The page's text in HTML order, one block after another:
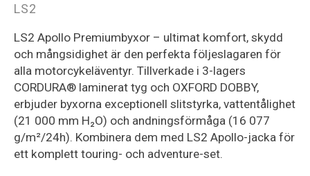
LS2
LS2 Apollo Premiumbyxor – ultimat komfort, skydd
och mångsidighet är den perfekta följeslagaren för
alla motorcykeläventyr. Tillverkade i 3-lagers
CORDURA® laminerat tyg och OXFORD DOBBY,
erbjuder byxorna exceptionell slitstyrka, vattentålighet
(21 000 mm H₂O) och andningsförmåga (16 077
g/m²/24h). Kombinera dem med LS2 Apollo-jacka för
ett komplett touring- och adventure-set.